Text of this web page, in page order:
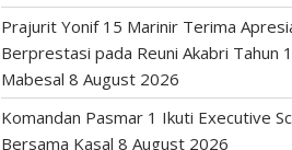
Prajurit Yonif 15 Marinir Terima
Berprestasi pada Reuni Akabri Tahun
Mabesal 8 August 2026
Komandan Pasmar 1 Ikuti Executive
Bersama Kasal 8 August 2026